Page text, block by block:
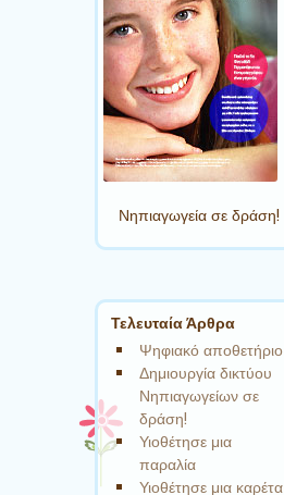
Νηπιαγωγεία σε δράση!
Τελευταία Άρθρα
Ψηφιακό αποθετήριο
Δημιουργία δικτύου
Νηπιαγωγείων σε
δράση!
Υιοθέτησε μια
παραλία
Υιοθέτησε μια καρέτα